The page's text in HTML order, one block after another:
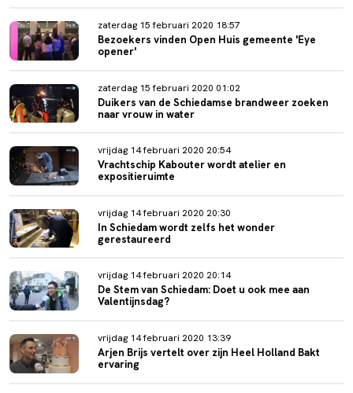
zaterdag 15 februari 2020 18:57
Bezoekers vinden Open Huis gemeente 'Eye
opener'
zaterdag 15 februari 2020 01:02
Duikers van de Schiedamse brandweer zoeken
naar vrouw in water
vrijdag 14 februari 2020 20:54
Vrachtschip Kabouter wordt atelier en
expositieruimte
vrijdag 14 februari 2020 20:30
In Schiedam wordt zelfs het wonder
gerestaureerd
vrijdag 14 februari 2020 20:14
De Stem van Schiedam: Doet u ook mee aan
Valentijnsdag?
vrijdag 14 februari 2020 13:39
Arjen Brijs vertelt over zijn Heel Holland Bakt
ervaring